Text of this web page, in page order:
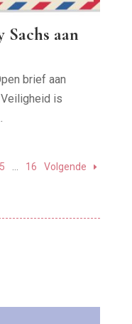
aan
brief aan
is
5 … 16 Volgende